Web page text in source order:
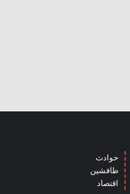
حوادث
طافشين
اقتصاد